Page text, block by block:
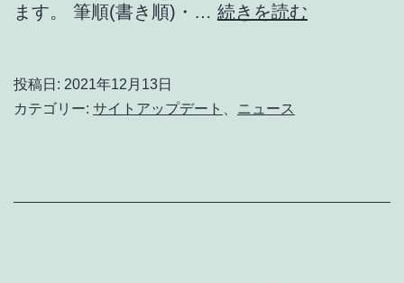
ます。 筆順(書き順)・… 続きを読む
投稿日: 2021年12月13日
カテゴリー: サイトアップデート ニュース